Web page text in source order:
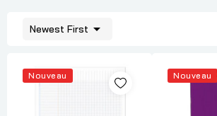
Newest First 
Nouveau Nouveau